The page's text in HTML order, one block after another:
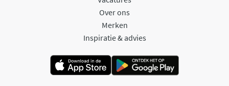
Over ons
Merken
Inspiratie & advies